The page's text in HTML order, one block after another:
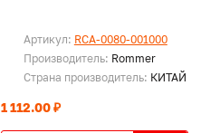
Артикул: RCA-0080-001000
Производитель: Rommer
Страна производитель: КИТАЙ
1 112.00 ₽